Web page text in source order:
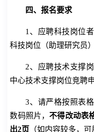
四、报名要求
1 、应聘科技岗位
科技岗位（助理研究员
2、 应聘技术支撑
中心技术支撑岗位竞聘
3、请严格按照表
数码照片，不得改动表
出2页 （如内容较多，